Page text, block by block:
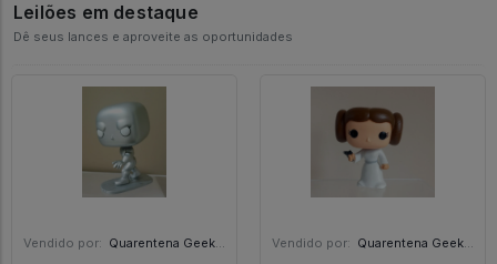
Leilões em destaque
Dê seus lances e aproveite as oportunidades
Vendido por: Quarentena Geek Store - SP Vendido por: Quarentena Geek Store - SP